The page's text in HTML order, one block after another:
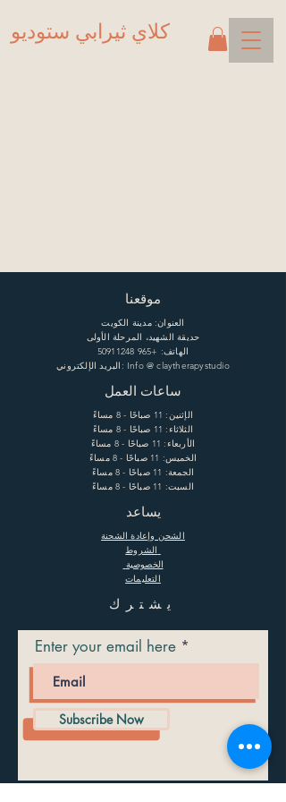
كلاي ثيرابي ستوديو
موقعنا
العنوان: مدينة الكويت
حديقة الشهيد، المرحلة الأولى
الهاتف: +965 50911248
البريد الإلكتروني: Info @ claytherapystudio
ساعات العمل
الإثنين: 11 صباحًا - 8 مساءً
الثلاثاء: 11 صباحًا - 8 مساءً
الأربعاء: 11 صباحًا - 8 مساءً
الخميس: 11 صباحًا - 8 مساءً
الجمعة: 11 صباحًا - 8 مساءً
السبت: 11 صباحًا - 8 مساءً
يساعد
الشحن وإعادة الشحنة
الخصوصية
التعليمات
يشترك
Enter your email here
Subscribe Now